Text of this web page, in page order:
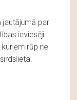
jautājumā par
ieviesēji
rūp ne